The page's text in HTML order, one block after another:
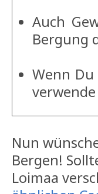
Auch
Bergung
Wenn
Nun
Bergen!
Loimaa